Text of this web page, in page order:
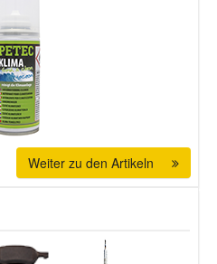
Weiter zu den Artikeln